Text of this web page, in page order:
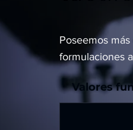
Poseemos
formulaciones
Valores